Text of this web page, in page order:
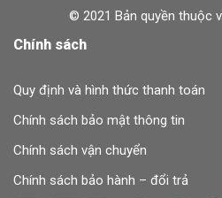
© 2021 Bản quyền thuộc
Chính sách
Quy định và hình thức thanh toán
Chính sách bảo mật thông tin
Chính sách vận chuyển
Chính sách bảo hành – đổi trả